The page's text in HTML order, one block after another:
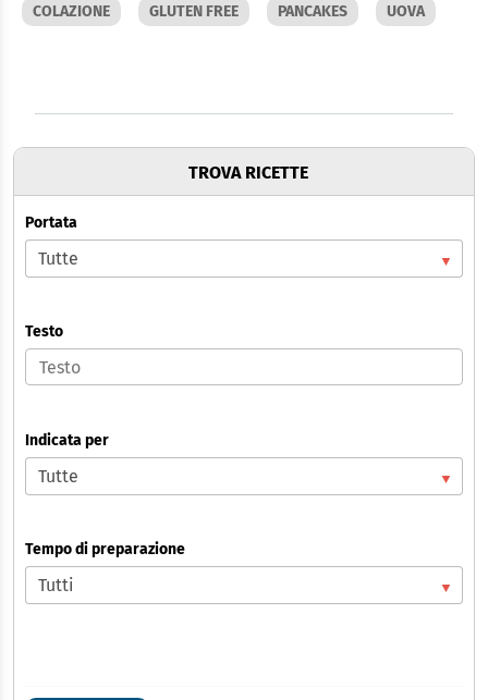
COLAZIONE GLUTEN FREE PANCAKES UOVA
TROVA RICETTE
Portata
Testo
Indicata per
Tempo di preparazione